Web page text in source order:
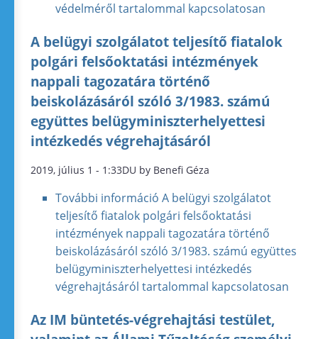
védelméről tartalommal kapcsolatosan
A belügyi szolgálatot teljesítő fiatalok
polgári felsőoktatási intézmények
nappali tagozatára történő
beiskolázásáról szóló 3/1983. számú
együttes belügyminiszterhelyettesi
intézkedés végrehajtásáról
2019, július 1 - 1:33DU by Benefi Géza
További információ A belügyi szolgálatot
teljesítő fiatalok polgári felsőoktatási
intézmények nappali tagozatára történő
beiskolázásáról szóló 3/1983. számú együttes
belügyminiszterhelyettesi intézkedés
végrehajtásáról tartalommal kapcsolatosan
Az IM büntetés-végrehajtási testület,